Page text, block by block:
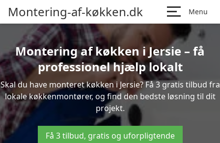
Montering-af-køkken.dk Menu
Montering af køkken i Jersie – få
professionel hjælp lokalt
Skal du have monteret køkken i Jersie? Få 3 gratis tilbud fra
lokale køkkenmontører, og find den bedste løsning til dit
projekt.
Få 3 tilbud, gratis og uforpligtende